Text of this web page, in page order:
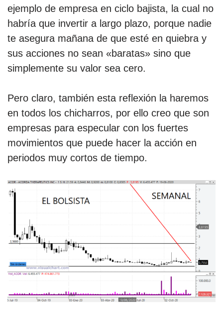
ejemplo de empresa en ciclo bajista, la cual no
habría que invertir a largo plazo, porque nadie
te asegura mañana de que esté en quiebra y
sus acciones no sean «baratas» sino que
simplemente su valor sea cero.
Pero claro, también esta reflexión la haremos
en todos los chicharros, por ello creo que son
empresas para especular con los fuertes
movimientos que puede hacer la acción en
periodos muy cortos de tiempo.